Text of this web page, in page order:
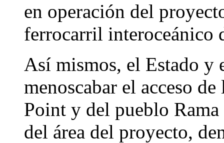
en operación del
ferrocarril interoceánico
Así mismos, el Estado y
menoscabar el acceso
Point y del pueblo Rama
del área del proyecto,